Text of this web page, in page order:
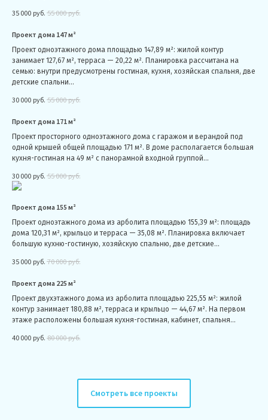
35 000 руб. 55 000 руб.
Проект дома 147 м²
Проект одноэтажного дома площадью 147,89 м²: жилой контур
занимает 127,67 м², терраса — 20,22 м². Планировка рассчитана на
семью: внутри предусмотрены гостиная, кухня, хозяйская спальня, две
детские спальни...
30 000 руб. 55 000 руб.
Проект дома 171 м²
Проект просторного одноэтажного дома с гаражом и верандой под
одной крышей общей площадью 171 м². В доме располагается большая
кухня-гостиная на 49 м² с панорамной входной группой...
30 000 руб. 55 000 руб.
Проект дома 155 м²
Проект одноэтажного дома из арболита площадью 155,39 м²: площадь
дома 120,31 м², крыльцо и терраса — 35,08 м². Планировка включает
большую кухню-гостиную, хозяйскую спальню, две детские...
35 000 руб. 70 000 руб.
Проект дома 225 м²
Проект двухэтажного дома из арболита площадью 225,55 м²: жилой
контур занимает 180,88 м², терраса и крыльцо — 44,67 м². На первом
этаже расположены большая кухня-гостиная, кабинет, спальня...
40 000 руб. 80 000 руб.
Смотреть все проекты